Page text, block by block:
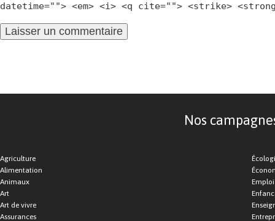
datetime=""> <em> <i> <q cite=""> <strike>
Nos
Agriculture
Alimentation
Animaux
Art
Art de vivre
Assurances
Emploi